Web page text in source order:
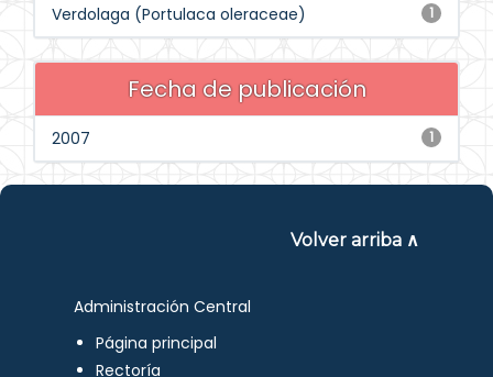
1
Verdolaga (Portulaca oleraceae)
Fecha de publicación
1
2007
Volver arriba ∧
Administración Central
Página principal
Rectoría